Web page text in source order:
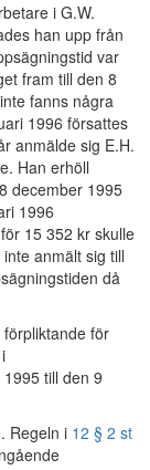
i G.W.
han upp från
var
fram till den 8
fanns några
1996 försattes
anmälde sig E.H.
Han erhöll
december 1995
1996
15 352 kr skulle
anmält sig till
då
för
till den 9
Regeln i 12 § 2 st